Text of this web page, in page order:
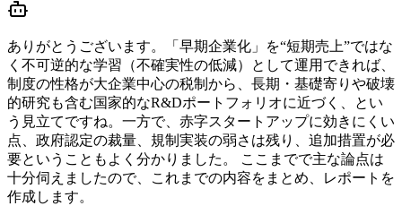
ありがとうございます。「早期企業化」を“短期売上”ではな
く不可逆的な学習（不確実性の低減）として運用できれば、
制度の性格が大企業中心の税制から、長期・基礎寄りや破壊
的研究も含む国家的なR&Dポートフォリオに近づく、とい
う見立てですね。一方で、赤字スタートアップに効きにくい
点、政府認定の裁量、規制実装の弱さは残り、追加措置が必
要ということもよく分かりました。 ここまでで主な論点は
十分伺えましたので、これまでの内容をまとめ、レポートを
作成します。